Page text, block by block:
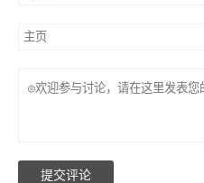
提交评论